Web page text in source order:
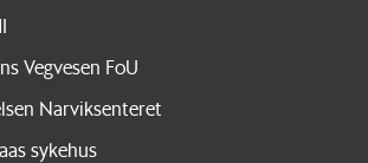
Vegvesen FoU
Narviksenteret
sykehus